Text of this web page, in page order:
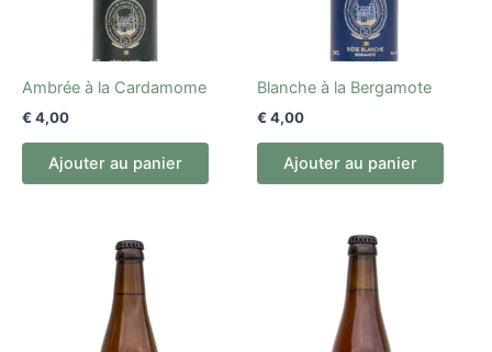
Ambrée à la Cardamome
€ 4,00
Ajouter au panier
Blanche à la Bergamote
€ 4,00
Ajouter au panier